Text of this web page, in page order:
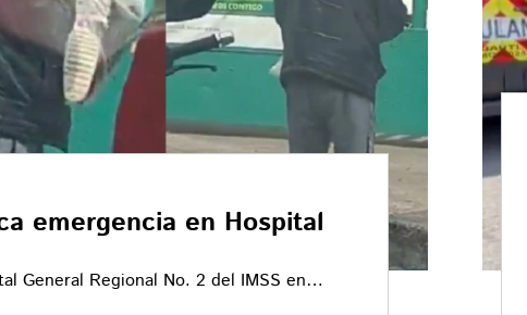
emergencia en Hospital
General Regional No. 2 del IMSS en